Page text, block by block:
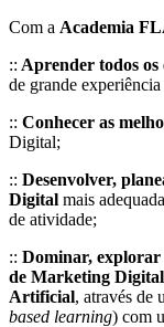
Com a Academia
:: Aprender todos os
de grande
:: Conhecer as
Digital;
:: Desenvolver,
Digital mais
de atividade;
:: Dominar, explorar
de Marketing Digital
Artificial, através de
based learning) com